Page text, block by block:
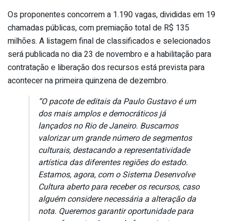
Os proponentes concorrem a 1.190 vagas, divididas em 19
chamadas públicas, com premiação total de R$ 135
milhões. A listagem final de classificados e selecionados
será publicada no dia 23 de novembro e a habilitação para
contratação e liberação dos recursos está prevista para
acontecer na primeira quinzena de dezembro.
“O pacote de editais da Paulo Gustavo é um
dos mais amplos e democráticos já
lançados no Rio de Janeiro. Buscamos
valorizar um grande número de segmentos
culturais, destacando a representatividade
artística das diferentes regiões do estado.
Estamos, agora, com o Sistema Desenvolve
Cultura aberto para receber os recursos, caso
alguém considere necessária a alteração da
nota. Queremos garantir oportunidade para